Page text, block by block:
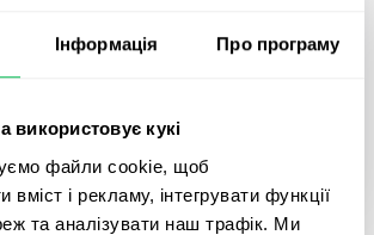
Інформація Про програму
використовує кукі
файли cookie, щоб
вміст і рекламу, інтегрувати функції
та аналізувати наш трафік. Ми
перше враження та успішно